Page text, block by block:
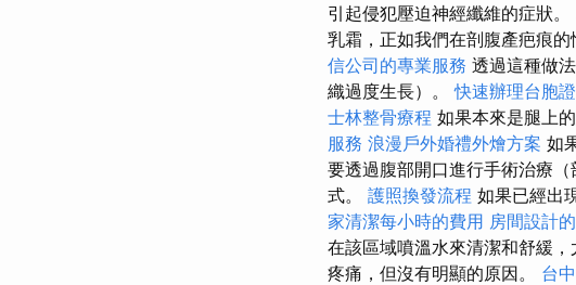
引起侵犯壓迫神經纖維的症狀
乳霜，正如我們在剖腹產疤痕的
信公司的專業服務 透過這種做
織過度生長）。快速辦理台胞
士林整骨療程 如果本來是腿上
服務 浪漫戶外婚禮外燴方案 如
要透過腹部開口進行手術治療
式。 護照換發流程 如果已經出
家清潔每小時的費用 房間設計
在該區域噴溫水來清潔和舒緩，
疼痛，但沒有明顯的原因。 台